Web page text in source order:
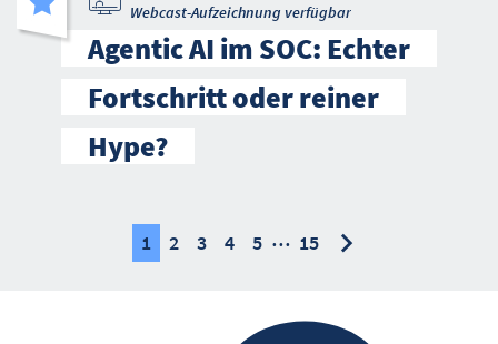
Webcast-Aufzeichnung verfügbar
Agentic AI im SOC: Echter
Fortschritt oder reiner
Hype?
1 2 3 4 5 … 15nächste